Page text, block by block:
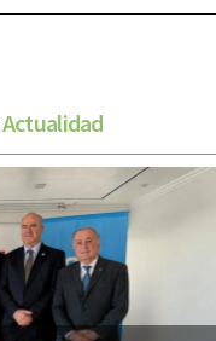
Actualidad